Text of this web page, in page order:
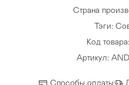
Страна
Тэги:
Код
Артикул:
Способы оплаты